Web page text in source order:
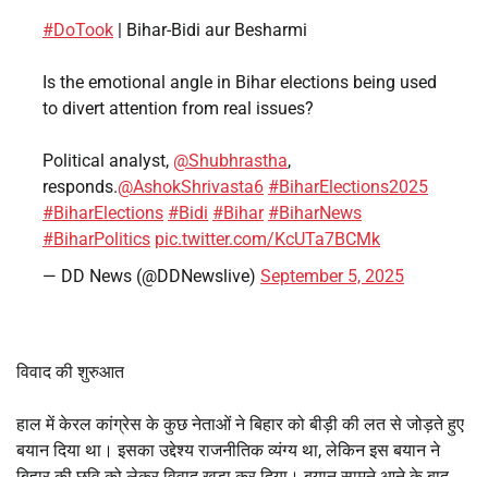
#DoTook | Bihar-Bidi aur Besharmi
Is the emotional angle in Bihar elections being used
to divert attention from real issues?
Political analyst, @Shubhrastha,
responds.@AshokShrivasta6 #BiharElections2025
#BiharElections #Bidi #Bihar #BiharNews
#BiharPolitics pic.twitter.com/KcUTa7BCMk
— DD News (@DDNewslive) September 5, 2025
विवाद की शुरुआत
हाल में केरल कांग्रेस के कुछ नेताओं ने बिहार को बीड़ी की लत से जोड़ते हुए
बयान दिया था। इसका उद्देश्य राजनीतिक व्यंग्य था, लेकिन इस बयान ने